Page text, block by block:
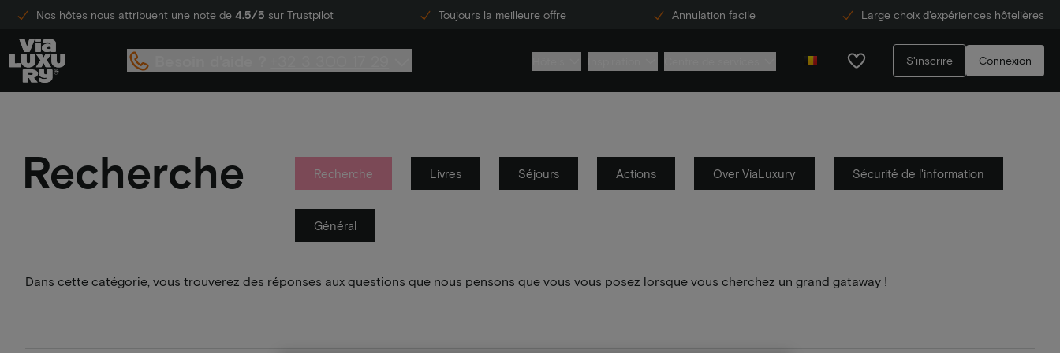
Nos hôtes nous attribuent une note de 4.5/5 sur Trustpilot Toujours la meilleure offre Annulation facile Large choix d'expériences hôtelières
S'inscrire Connexion
Recherche Recherche Livres Séjours Actions Over ViaLuxury Sécurité de l'information
Général
Dans cette catégorie, vous trouverez des réponses aux questions que nous pensons que vous vous posez lorsque vous cherchez un grand gataway !